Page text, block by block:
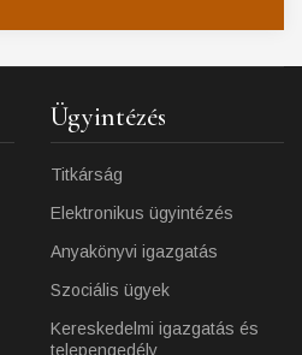
Ügyintézés
Titkárság
Elektronikus ügyintézés
Anyakönyvi igazgatás
Szociális ügyek
Kereskedelmi igazgatás és
telepengedély